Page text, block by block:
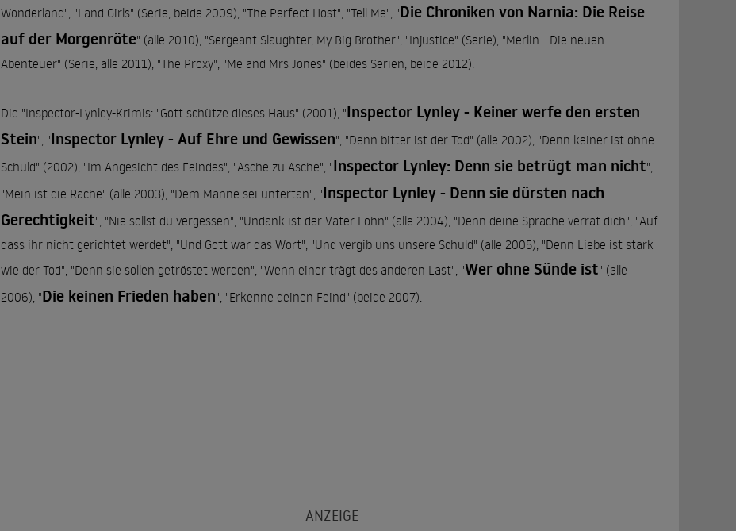
Wonderland", "Land Girls" (Serie, beide 2009), "The Perfect Host", "Tell Me", "Die Chroniken von Narnia: Die Reise
auf der Morgenröte" (alle 2010), "Sergeant Slaughter, My Big Brother", "Injustice" (Serie), "Merlin - Die neuen
Abenteuer" (Serie, alle 2011), "The Proxy", "Me and Mrs Jones" (beides Serien, beide 2012).
Die "Inspector-Lynley-Krimis: "Gott schütze dieses Haus" (2001), "Inspector Lynley - Keiner werfe den ersten
Stein", "Inspector Lynley - Auf Ehre und Gewissen", "Denn bitter ist der Tod" (alle 2002), "Denn keiner ist ohne
Schuld" (2002), "Im Angesicht des Feindes", "Asche zu Asche", "Inspector Lynley: Denn sie betrügt man nicht",
"Mein ist die Rache" (alle 2003), "Dem Manne sei untertan", "Inspector Lynley - Denn sie dürsten nach
Gerechtigkeit", "Nie sollst du vergessen", "Undank ist der Väter Lohn" (alle 2004), "Denn deine Sprache verrät dich", "Auf
dass ihr nicht gerichtet werdet", "Und Gott war das Wort", "Und vergib uns unsere Schuld" (alle 2005), "Denn Liebe ist stark
wie der Tod", "Denn sie sollen getröstet werden", "Wenn einer trägt des anderen Last", "Wer ohne Sünde ist" (alle
2006), "Die keinen Frieden haben", "Erkenne deinen Feind" (beide 2007).